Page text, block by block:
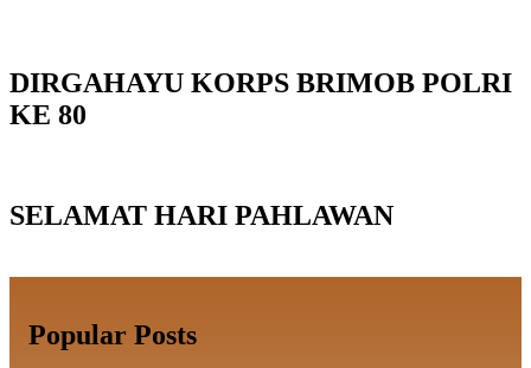
DIRGAHAYU KORPS BRIMOB POLRI
KE 80
SELAMAT HARI PAHLAWAN
Popular Posts